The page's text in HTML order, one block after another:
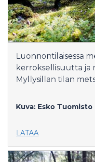
Luonnontilaisessa
kerroksellisuutta ja
Myllysillan tilan
Kuva: Esko Tuomisto
LATAA